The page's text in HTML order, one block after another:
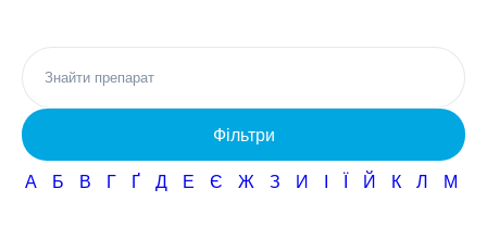
Неврологія
Фармаконагляд
Кар'єра Фільтри
А Б В Г Ґ Д Е Є Ж З И І Ї Й К Л М